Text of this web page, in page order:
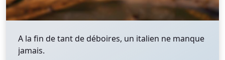
A la fin de tant de déboires, un italien ne manque
jamais.